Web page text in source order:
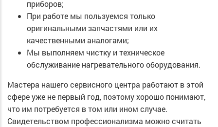
приборов;
При работе мы пользуемся только
оригинальными запчастями или их
качественными аналогами;
Мы выполняем чистку и техническое
обслуживание нагревательного оборудования.
Мастера нашего сервисного центра работают в этой
сфере уже не первый год, поэтому хорошо понимают,
что им потребуется в том или ином случае.
Свидетельством профессионализма можно считать